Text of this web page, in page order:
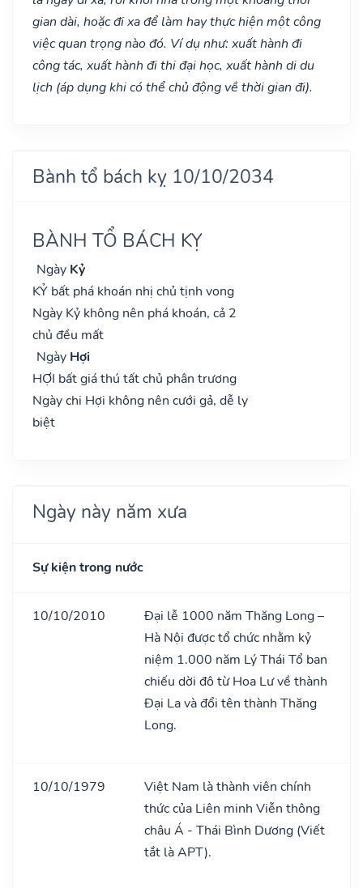
gian dài, hoặc đi xa để làm hay thực hiện một công
việc quan trọng nào đó. Ví dụ như: xuất hành đi
công tác, xuất hành đi thi đại học, xuất hành di du
lịch (áp dụng khi có thể chủ động về thời gian đi).
Bành tổ bách kỵ 10/10/2034
BÀNH TỔ BÁCH KỴ
Ngày Kỷ
KỶ bất phá khoán nhị chủ tịnh vong
Ngày Kỷ không nên phá khoán, cả 2
chủ đều mất
Ngày Hợi
HỢI bất giá thú tất chủ phân trương
Ngày chi Hợi không nên cưới gả, dễ ly
biệt
Ngày này năm xưa
Sự kiện trong nước
10/10/2010
Đại lễ 1000 năm Thăng Long –
Hà Nội được tổ chức nhằm kỷ
niệm 1.000 năm Lý Thái Tổ ban
chiếu dời đô từ Hoa Lư về thành
Đại La và đổi tên thành Thăng
Long.
10/10/1979
Việt Nam là thành viên chính
thức của Liên minh Viễn thông
châu Á - Thái Bình Dương (Viết
tắt là APT).